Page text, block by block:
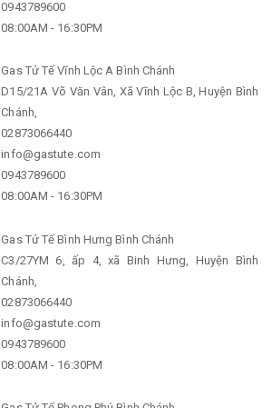
0943789600
08:00AM - 16:30PM
Gas Tử Tế Vĩnh Lộc A Bình Chánh
D15/21A Võ Văn Vân, Xã Vĩnh Lộc B, Huyện Bình
Chánh,
02873066440
info@gastute.com
0943789600
08:00AM - 16:30PM
Gas Tử Tế Bình Hưng Bình Chánh
C3/27YM 6, ấp 4, xã Binh Hưng, Huyện Bình
Chánh,
02873066440
info@gastute.com
0943789600
08:00AM - 16:30PM